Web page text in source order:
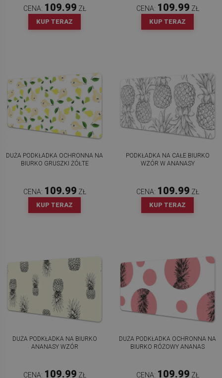
CENA: 109.99 ZŁ
KUP TERAZ
CENA: 109.99 ZŁ
KUP TERAZ
DUŻA PODKŁADKA OCHRONNA NA
BIURKO GRUSZKI ŻÓŁTE
CENA: 109.99 ZŁ
KUP TERAZ
PODKŁADKA NA CAŁE BIURKO
WZÓR W ANANASY
CENA: 109.99 ZŁ
KUP TERAZ
DUŻA PODKŁADKA NA BIURKO
ANANASY WZÓR
CENA: 109.99 ZŁ
DUŻA PODKŁADKA OCHRONNA NA
BIURKO RÓŻOWY ANANAS
CENA: 109.99 ZŁ